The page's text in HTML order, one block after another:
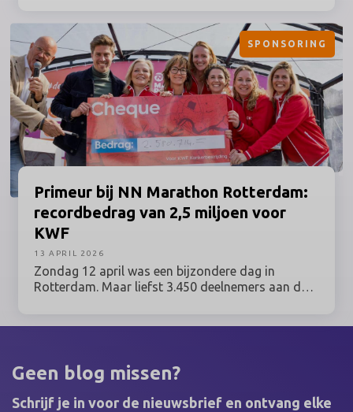
sport, kunst & cultuur, entertainment, media,
esports & gaming en maatschappij kwamen bijeen
voor de uitreiking van de belangrijkste vakprijzen
binnen het Nederlandse sponsorvakgebied.
Primeur bij NN Marathon Rotterdam:
recordbedrag van 2,5 miljoen voor
KWF
Zondag 12 april was een bijzondere dag in
Rotterdam. Maar liefst 3.450 deelnemers aan de
opbrengst maakt KWF Kankerbestrijding
kankeronderzoek, zorg en ondersteuning mogelijk
voor iedereen die geraakt is door kanker.
SPONSORING
13 APRIL 2026
Geen blog missen?
Schrijf je in voor de nieuwsbrief en ontvang elke